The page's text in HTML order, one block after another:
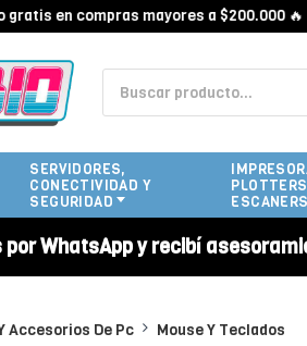
en compras mayores a $200.000 🔥
SERVIDORES,
CONECTIVIDAD Y
SEGURIDAD
ESCANERS
WhatsApp y recibí
Accesorios De Pc Mouse Y Teclados